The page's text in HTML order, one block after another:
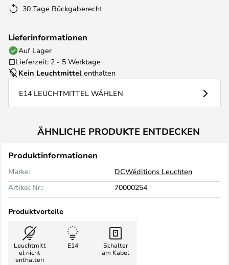
30 Tage Rückgaberecht
Lieferinformationen
Auf Lager
Lieferzeit: 2 - 5 Werktage
Kein Leuchtmittel enthalten
E14 LEUCHTMITTEL WÄHLEN
ÄHNLICHE PRODUKTE ENTDECKEN
Produktinformationen
Marke:
DCWéditions Leuchten
Artikel Nr.:
70000254
Produktvorteile
Leuchtmitt
el nicht
enthalten
E14
Schalter
am Kabel